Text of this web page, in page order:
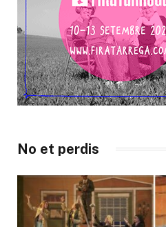
No et perdis